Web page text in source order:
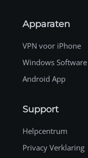
Apparaten
VPN voor iPhone
Windows Software
Android App
Support
Helpcentrum
Privacy Verklaring